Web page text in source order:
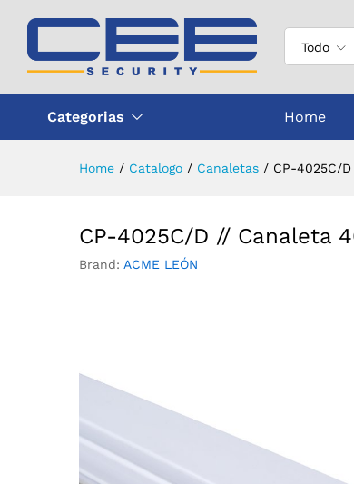
Todo
Categorias Home
Home / Catalogo / Canaletas / CP-4025C/
CP-4025C/D // Canaleta
Brand: ACME LEÓN
CP-4025C/D //